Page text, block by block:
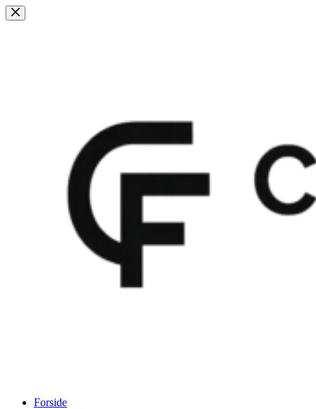
Fortsæt
til
Forside